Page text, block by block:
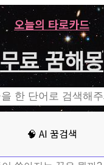
오늘의 타로카드
무료 꿈해몽
🧠 AI 꿈검색